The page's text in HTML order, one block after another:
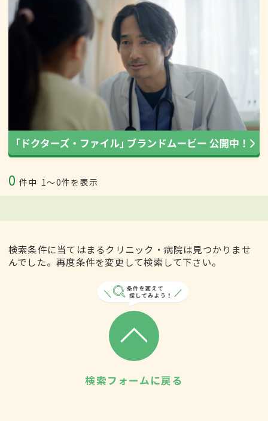
0 件中 1〜0件を表示
検索条件に当てはまるクリニック・病院は見つかりませ
んでした。再度条件を変更して検索して下さい。
検索フォームに戻る